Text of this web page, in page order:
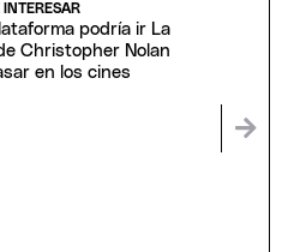
INTERESAR
podría ir La
Christopher Nolan
en los cines